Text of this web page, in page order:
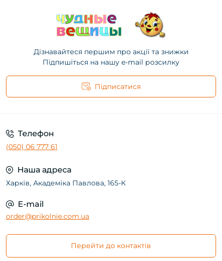
Дізнавайтеся першим про акції та знижки
Підпишіться на нашу e-mail розсилку
Підписатися
Телефон
(050) 06 777 61
Наша адреса
Харків, Академіка Павлова, 165-К
E-mail
order@prikolnie.com.ua
Перейти до контактів